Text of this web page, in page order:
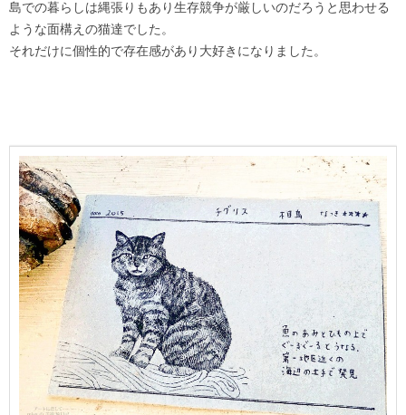
島での暮らしは縄張りもあり生存競争が厳しいのだろうと思わせる
ような面構えの猫達でした。
それだけに個性的で存在感があり大好きになりました。